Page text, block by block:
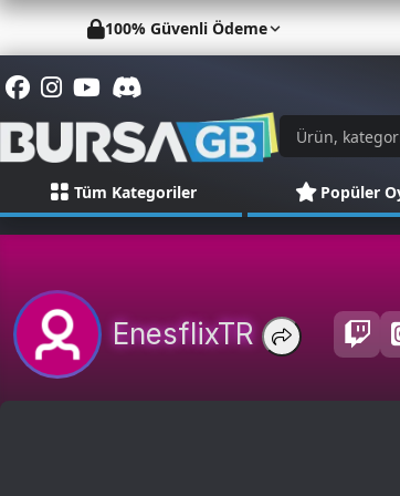
100% Güvenli Ödeme
Tüm Kategoriler Popüler
EnesflixTR